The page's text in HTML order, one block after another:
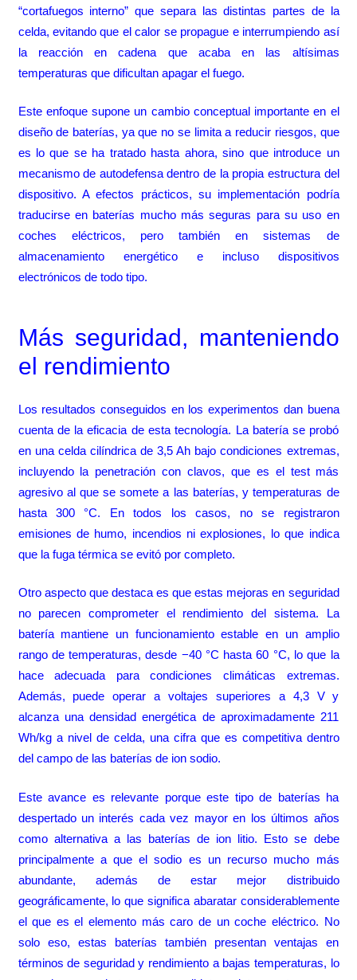
“cortafuegos interno” que separa las distintas partes de la
celda, evitando que el calor se propague e interrumpiendo así
la reacción en cadena que acaba en las altísimas
temperaturas que dificultan apagar el fuego.
Este enfoque supone un cambio conceptual importante en el
diseño de baterías, ya que no se limita a reducir riesgos, que
es lo que se ha tratado hasta ahora, sino que introduce un
mecanismo de autodefensa dentro de la propia estructura del
dispositivo. A efectos prácticos, su implementación podría
traducirse en baterías mucho más seguras para su uso en
coches eléctricos, pero también en sistemas de
almacenamiento energético e incluso dispositivos
electrónicos de todo tipo.
Más seguridad, manteniendo
el rendimiento
Los resultados conseguidos en los experimentos dan buena
cuenta de la eficacia de esta tecnología. La batería se probó
en una celda cilíndrica de 3,5 Ah bajo condiciones extremas,
incluyendo la penetración con clavos, que es el test más
agresivo al que se somete a las baterías, y temperaturas de
hasta 300 °C. En todos los casos, no se registraron
emisiones de humo, incendios ni explosiones, lo que indica
que la fuga térmica se evitó por completo.
Otro aspecto que destaca es que estas mejoras en seguridad
no parecen comprometer el rendimiento del sistema. La
batería mantiene un funcionamiento estable en un amplio
rango de temperaturas, desde −40 °C hasta 60 °C, lo que la
hace adecuada para condiciones climáticas extremas.
Además, puede operar a voltajes superiores a 4,3 V y
alcanza una densidad energética de aproximadamente 211
Wh/kg a nivel de celda, una cifra que es competitiva dentro
del campo de las baterías de ion sodio.
Este avance es relevante porque este tipo de baterías ha
despertado un interés cada vez mayor en los últimos años
como alternativa a las baterías de ion litio. Esto se debe
principalmente a que el sodio es un recurso mucho más
abundante, además de estar mejor distribuido
geográficamente, lo que significa abaratar considerablemente
el que es el elemento más caro de un coche eléctrico. No
solo eso, estas baterías también presentan ventajas en
términos de seguridad y rendimiento a bajas temperaturas, lo